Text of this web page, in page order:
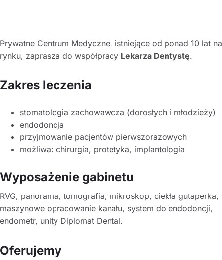
Prywatne Centrum Medyczne, istniejące od ponad 10 lat na
rynku, zaprasza do współpracy Lekarza Dentystę.
Zakres leczenia
stomatologia zachowawcza (dorosłych i młodzieży)
endodoncja
przyjmowanie pacjentów pierwszorazowych
możliwa: chirurgia, protetyka, implantologia
Wyposażenie gabinetu
RVG, panorama, tomografia, mikroskop, ciekła gutaperka,
maszynowe opracowanie kanału, system do endodoncji,
endometr, unity Diplomat Dental.
Oferujemy